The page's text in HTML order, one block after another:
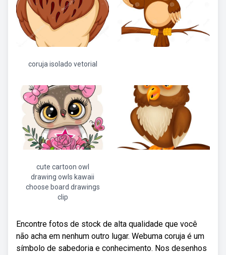
coruja isolado vetorial
cute cartoon owl
drawing owls kawaii
choose board drawings
clip
Encontre fotos de stock de alta qualidade que você
não acha em nenhum outro lugar. Webuma coruja é um
símbolo de sabedoria e conhecimento. Nos desenhos